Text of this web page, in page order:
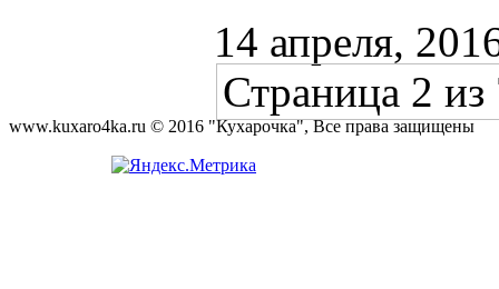
14 апреля,
Страница 2 из
www.kuxaro4ka.ru © 2016 "Кухарочка", Все права защищены